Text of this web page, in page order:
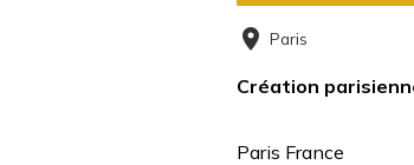
Paris
Création
Paris France